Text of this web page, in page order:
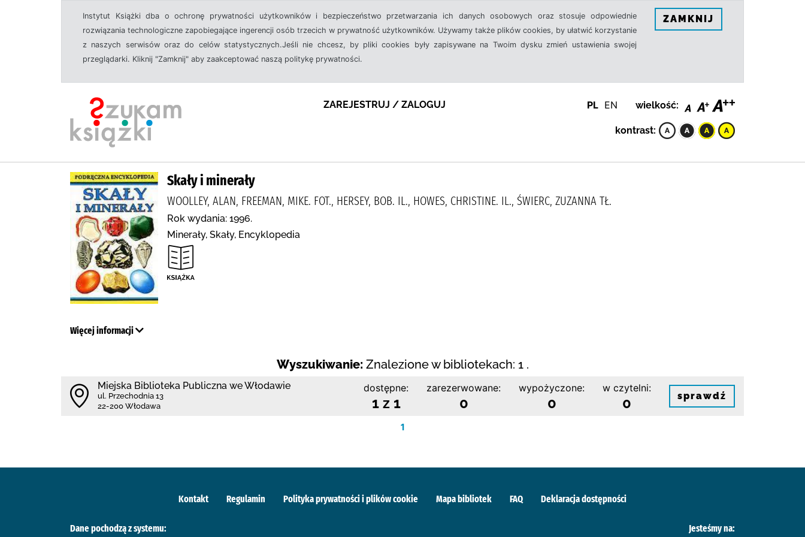
Instytut Książki dba o ochronę prywatności użytkowników i bezpieczeństwo przetwarzania ich danych osobowych oraz stosuje odpowiednie
rozwiązania technologiczne zapobiegające ingerencji osób trzecich w prywatność użytkowników. Używamy także plików cookies, by ułatwić korzystanie
z naszych serwisów oraz do celów statystycznych.Jeśli nie chcesz, by pliki cookies były zapisywane na Twoim dysku zmień ustawienia swojej
przeglądarki. Kliknij "Zamknij" aby zaakceptować naszą politykę prywatności.
ZAMKNIJ
ZAREJESTRUJ / ZALOGUJ PL EN wielkość:
kontrast:
Skały i minerały
WOOLLEY, ALAN, FREEMAN, MIKE. FOT., HERSEY, BOB. IL., HOWES, CHRISTINE. IL., ŚWIERC, ZUZANNA TŁ.
Rok wydania: 1996.
Minerały, Skały, Encyklopedia
Więcej informacji
Wyszukiwanie: Znalezione w bibliotekach: 1 .
Miejska Biblioteka Publiczna we Włodawie
ul. Przechodnia 13
22-200 Włodawa
dostępne:
1 z 1
zarezerwowane:
0
wypożyczone:
0
w czytelni:
0 sprawdź
1
Kontakt Regulamin Polityka prywatności i plików cookie Mapa bibliotek FAQ Deklaracja dostępności
Dane pochodzą z systemu: Jesteśmy na: